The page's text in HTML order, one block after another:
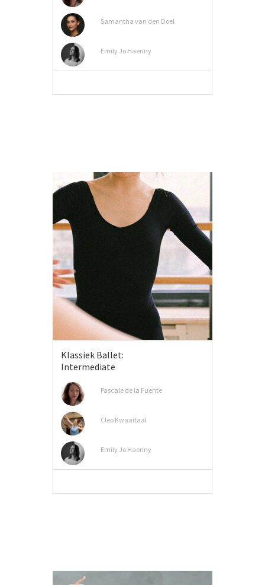
Samantha van den Doel
Emily Jo Haenny
Klassiek Ballet:
Intermediate
Pascale de la Fuente
Cleo Kwaaitaal
Emily Jo Haenny